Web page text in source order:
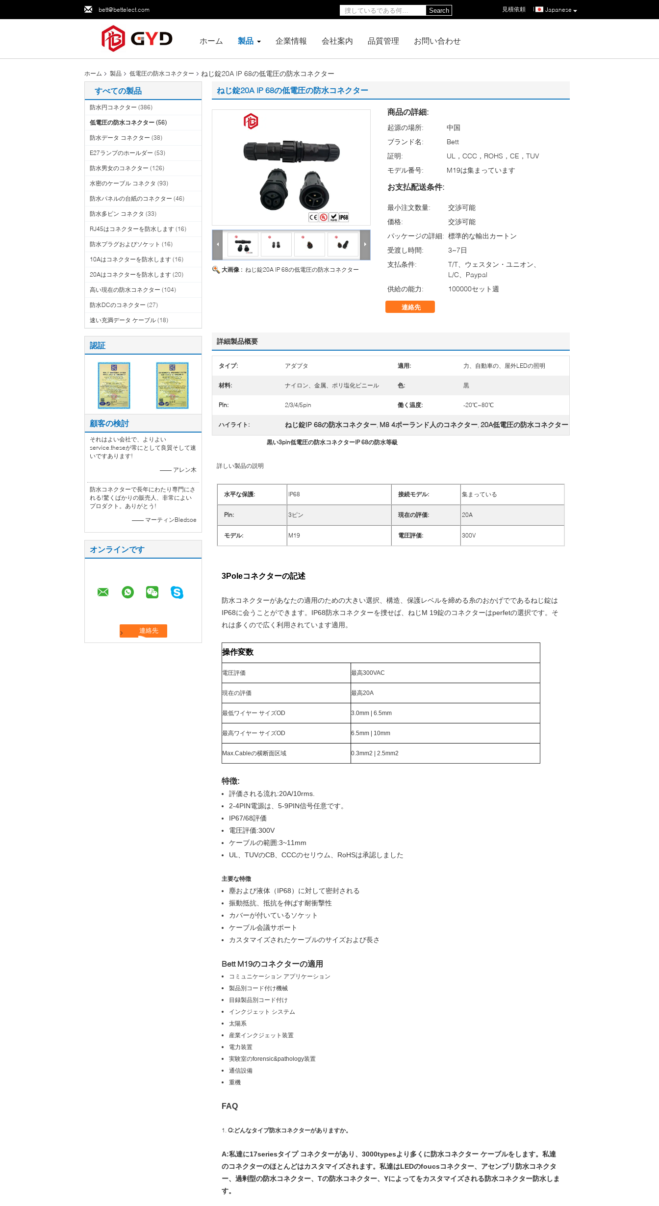
bett@bettelect.com Japanese
見積依頼 |
Search
ホーム 製品 企業情報 会社案内 品質管理 お問い合わせ
ホーム 製品 低電圧の防水コネクター ねじ錠20A IP 68の低電圧の防水コネクター
すべての製品
防水円コネクター (386)
低電圧の防水コネクター (56)
防水データ コネクター (38)
E27ランプのホールダー (53)
防水男女のコネクター (126)
水密のケーブル コネクタ (93)
防水パネルの台紙のコネクター (46)
防水多ピン コネクタ (33)
RJ45はコネクターを防水します (16)
防水プラグおよびソケット (16)
10Aはコネクターを防水します (16)
20Aはコネクターを防水します (20)
高い現在の防水コネクター (104)
防水DCのコネクター (27)
速い充満データ ケーブル (18)
認証
顧客の検討
それはよい会社で、よりよい
service.theseが常にとして良質そして速
いですあります!
—— アレン木
防水コネクターで長年にわたり専門にさ
れる!驚くばかりの販売人、非常によい
プロダクト。ありがとう!
—— マーティンBledsoe
オンラインです
ねじ錠20A IP 68の低電圧の防水コネクター
大画像 : ねじ錠20A IP 68の低電圧の防水コネクター
商品の詳細:
起源の場所:
中国
ブランド名:
Bett
証明:
UL，CCC，ROHS，CE，TUV
モデル番号:
M19は集まっています
お支払配送条件:
最小注文数量:
交渉可能
価格:
交渉可能
パッケージの詳細: 標準的な輸出カートン
受渡し時間:
3~7日
支払条件:
T/T、ウェスタン・ユニオン、
L/C、Paypal
供給の能力:
100000セット週
連絡先
詳細製品概要
タイプ: アダプタ 適用: 力、自動車の、屋外LEDの照明
材料: ナイロン、金属、ポリ塩化ビニール 色: 黒
Pin: 2/3/4/5pin 働く温度: -20℃~80℃
ハイライト: ねじ錠IP 68の防水コネクター M8 4ポーランド人のコネクター 20A低電圧の防水コネクター
黒い3pin低電圧の防水コネクターIP 68の防水等級
詳しい製品の説明
水平な保護: IP68 接続モデル: 集まっている
Pin: 3ピン 現在の評価: 20A
モデル: M19 電圧評価: 300V
3Poleコネクターの記述
防水コネクターがあなたの適用のための大きい選択、構造、保護レベルを締める糸のおかげでであるねじ錠は
IP68に会うことができます。IP68防水コネクターを捜せば、ねじM 19錠のコネクターはperfetの選択です。そ
れは多くので広く利用されています適用。
操作変数
電圧評価 最高300VAC
現在の評価 最高20A
最低ワイヤー サイズOD 3.0mm | 6.5mm
最高ワイヤー サイズOD 6.5mm | 10mm
Max.Cableの横断面区域 0.3mm2 | 2.5mm2
特徴:
評価される流れ:20A/10rms.
2-4PIN電源は、5-9PIN信号任意です。
IP67/68評価
電圧評価:300V
ケーブルの範囲:3~11mm
UL、TUVのCB、CCCのセリウム、RoHSは承認しました
主要な特徴
塵および液体（IP68）に対して密封される
振動抵抗、抵抗を伸ばす耐衝撃性
カバーが付いているソケット
ケーブル会議サポート
カスタマイズされたケーブルのサイズおよび長さ
Bett M19のコネクターの適用
コミュニケーション アプリケーション
製品別コード付け機械
目録製品別コード付け
インクジェット システム
太陽系
産業インクジェット装置
電力装置
実験室のforensic&pathology装置
通信設備
重機
FAQ
1. Q:どんなタイプ防水コネクターがありますか。
A:私達に17seriesタイプ コネクターがあり、3000typesより多くに防水コネクター ケーブルをします。私達
のコネクターのほとんどはカスタマイズされます。私達はLEDのfoucsコネクター、アセンブリ防水コネクタ
ー、過剰型の防水コネクター、Tの防水コネクター、Yによってをカスタマイズされる防水コネクター防水しま
す。